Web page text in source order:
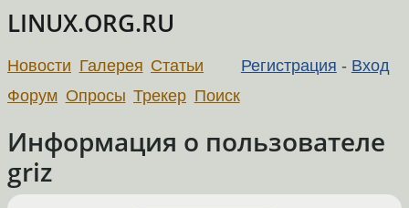
LINUX.ORG.RU
Регистрация - Вход
Новости Галерея Статьи
Форум Опросы Трекер Поиск
Информация о пользователе
griz